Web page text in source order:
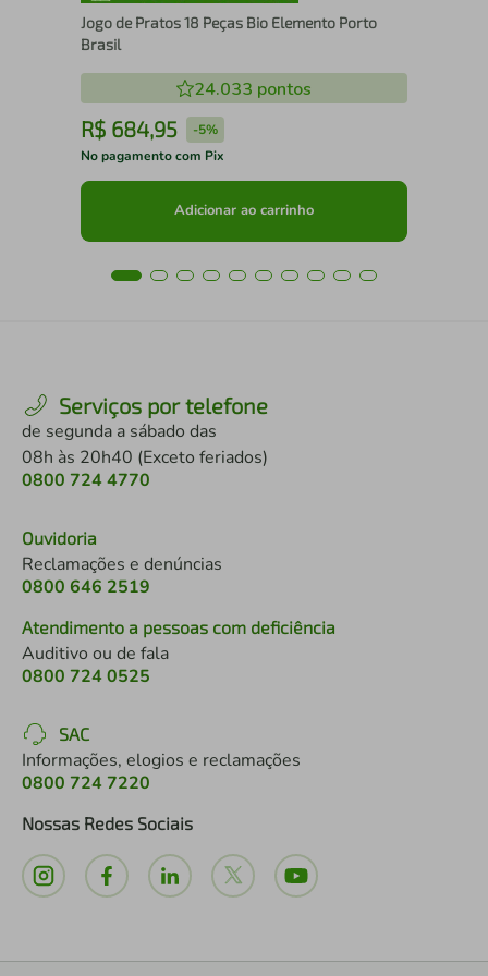
Jogo de Pratos 18 Peças Bio Elemento Porto
Brasil
24.033 pontos
R$ 684,95 -5%
No pagamento com Pix
Adicionar ao carrinho
Serviços por telefone
de segunda a sábado das
08h às 20h40 (Exceto feriados)
0800 724 4770
Ouvidoria
Reclamações e denúncias
0800 646 2519
Atendimento a pessoas com deficiência
Auditivo ou de fala
0800 724 0525
SAC
Informações, elogios e reclamações
0800 724 7220
Nossas Redes Sociais